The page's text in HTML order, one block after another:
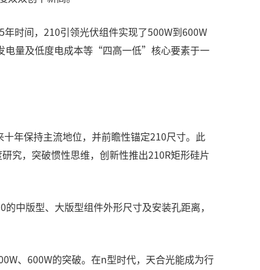
时间，210引领光伏组件实现了500W到600W
电量及低度电成本等“四高一低”核心要素于一
年保持主流地位，并前瞻性锚定210尺寸。此
究，突破惯性思维，创新性推出210R矩形硅片
中版型、大版型组件外形尺寸及安装孔距离，
、600W的突破。在n型时代，天合光能成为行